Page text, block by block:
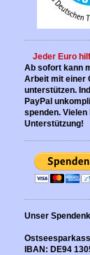
Jeder Euro
Ab sofort kann
Arbeit mit einer
unterstützen.
PayPal
spenden.
Unterstützung!
Unser
IBAN: DE94